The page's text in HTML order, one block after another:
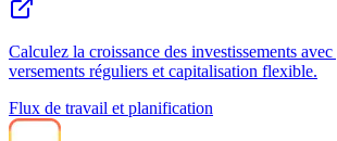
Calculez la croissance des investissements
versements réguliers et capitalisation flexible.
Flux de travail et planification